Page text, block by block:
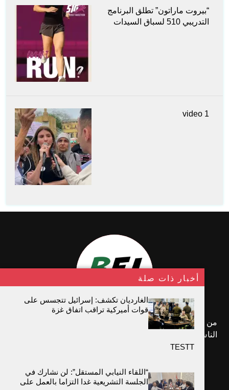
“بيروت ماراتون” تطلق البرنامج
التدريبي 510 لسباق السيدات
video 1
حريق كبيرفي محيط كوثرية
السياد والأهالي يناشدون
أخبار ذات صلة
الغارديان تكشف: إسرائيل تتجسس على
قوات أميركية تراقب اتفاق غزة
TESTT
“اللقاء النيابي المستقل”: لن نشارك في
الجلسة التشريعية غدا التزاما بالعمل على
من قلب بيروت، ننقل الحقيقة بحرية وصدق، ونكتب نبض
الناس وصوت المدينة التي لا تموت...